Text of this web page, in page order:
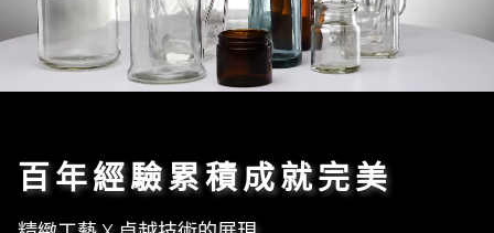
百年經驗累積成就完美